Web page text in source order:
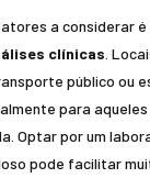
a considerar
clínicas .
público ou
para
Optar por um
pode facilitar